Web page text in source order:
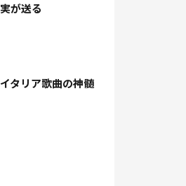
実が送る
イタリア歌曲の神髄